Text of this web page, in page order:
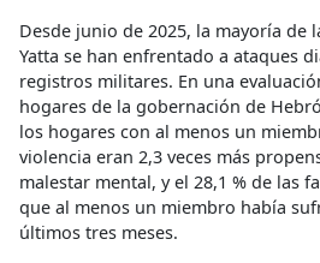
Desde junio de 2025, la mayoría de
Yatta se han enfrentado a ataques
registros militares. En una
hogares de la gobernación de
los hogares con al menos un
violencia eran 2,3 veces más
malestar mental, y el 28,1 % de las
que al menos un miembro había
últimos tres meses.